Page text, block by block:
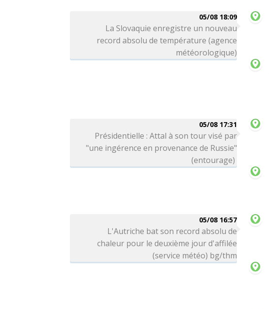
05/08 18:09
La Slovaquie enregistre un nouveau
record absolu de température (agence
météorologique)
05/08 17:31
Présidentielle : Attal à son tour visé par
"une ingérence en provenance de Russie"
(entourage)
05/08 16:57
L'Autriche bat son record absolu de
chaleur pour le deuxième jour d'affilée
(service météo) bg/thm